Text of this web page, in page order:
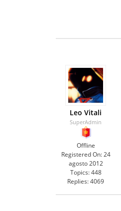
Leo Vitali
SuperAdmin
Offline
Registered On: 24
agosto 2012
Topics: 448
Replies:4069